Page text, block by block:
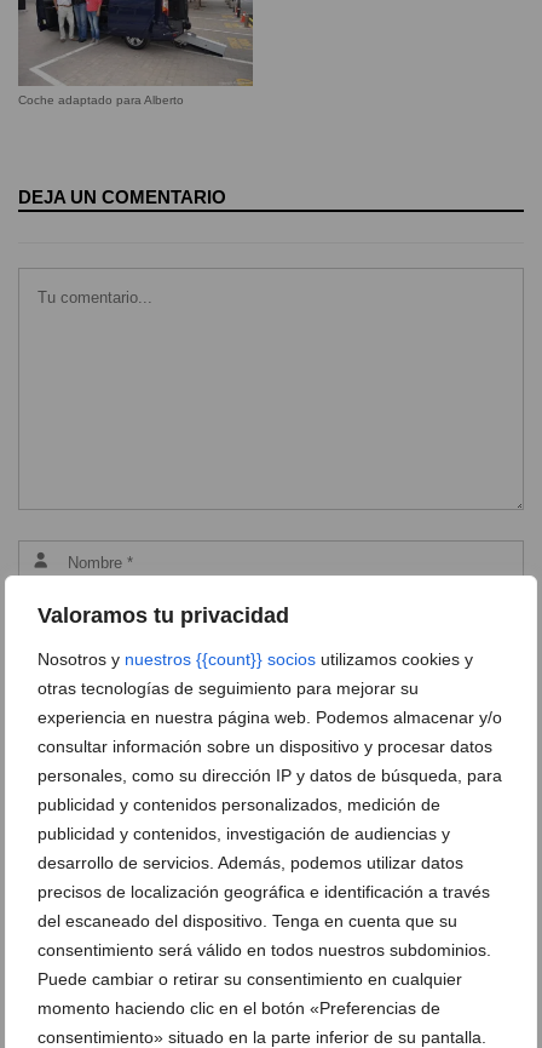
Valoramos tu privacidad
Nosotros y nuestros {{count}} socios utilizamos cookies y
otras tecnologías de seguimiento para mejorar su
experiencia en nuestra página web. Podemos almacenar y/o
consultar información sobre un dispositivo y procesar datos
personales, como su dirección IP y datos de búsqueda, para
publicidad y contenidos personalizados, medición de
publicidad y contenidos, investigación de audiencias y
desarrollo de servicios. Además, podemos utilizar datos
precisos de localización geográfica e identificación a través
del escaneado del dispositivo. Tenga en cuenta que su
consentimiento será válido en todos nuestros subdominios.
Puede cambiar o retirar su consentimiento en cualquier
momento haciendo clic en el botón «Preferencias de
consentimiento» situado en la parte inferior de su pantalla.
Coche adaptado para Alberto
DEJA UN COMENTARIO
Ver promociones
Newsletter